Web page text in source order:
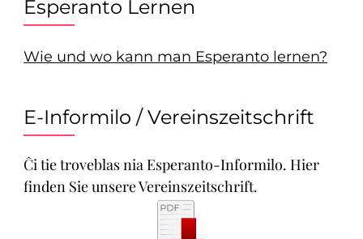
Esperanto Lernen
Wie und wo kann man Esperanto lernen?
E-Informilo / Vereinszeitschrift
Ĉi tie troveblas nia Esperanto-Informilo. Hier
finden Sie unsere Vereinszeitschrift.